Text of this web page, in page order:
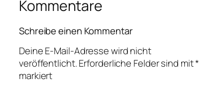
Kommentare
Schreibe einen Kommentar
Deine E-Mail-Adresse wird nicht
veröffentlicht.Erforderliche Felder sind mit*
markiert